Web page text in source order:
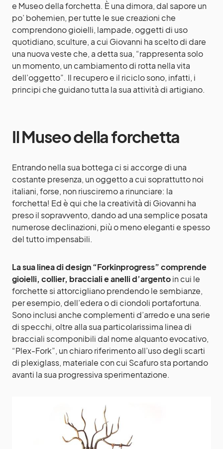
e Museo della forchetta. È una dimora, dal sapore un
po’ bohemien, per tutte le sue creazioni che
comprendono gioielli, lampade, oggetti di uso
quotidiano, sculture, a cui Giovanni ha scelto di dare
una nuova veste che, a detta sua, “rappresenta solo
un momento, un cambiamento di rotta nella vita
dell’oggetto”. Il recupero e il riciclo sono, infatti, i
principi che guidano tutta la sua attività di artigiano.
Il Museo della forchetta
Entrando nella sua bottega ci si accorge di una
costante presenza, un oggetto a cui soprattutto noi
italiani, forse, non riusciremo a rinunciare: la
forchetta! Ed è qui che la creatività di Giovanni ha
preso il sopravvento, dando ad una semplice posata
numerose declinazioni, più o meno eleganti e spesso
del tutto impensabili.
La sua linea di design “Forkinprogress” comprende
gioielli, collier, bracciali e anelli d’argentoin cui le
forchette si attorcigliano prendendo le sembianze,
per esempio, dell’edera o di ciondoli portafortuna.
Sono inclusi anche complementi d’arredo e una serie
di specchi, oltre alla sua particolarissima linea di
bracciali scomponibili dal nome alquanto evocativo,
“Plex-Fork”, un chiaro riferimento all’uso degli scarti
di plexiglass, materiale con cui Scafuro sta portando
avanti la sua progressiva sperimentazione.